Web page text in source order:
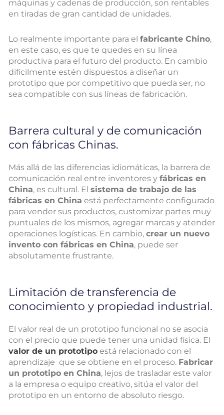
máquinas y cadenas de producción, son rentables
en tiradas de gran cantidad de unidades.
Lo realmente importante para elfabricante Chino,
en este caso, es que te quedes en su línea
productiva para el futuro del producto. En cambio
difícilmente estén dispuestos a diseñar un
prototipo que por competitivo que pueda ser, no
sea compatible con sus líneas de fabricación.
Barrera cultural y de comunicación
con fábricas Chinas.
Más allá de las diferencias idiomáticas, la barrera de
comunicación real entre inventores yfábricas en
China, es cultural. Elsistema de trabajo de las
fábricas en China está perfectamente configurado
para vender sus productos, customizar partes muy
puntuales de los mismos, agregar marcas y atender
operaciones logísticas. En cambio,crear un nuevo
invento con fábricas en China, puede ser
absolutamente frustrante.
Limitación de transferencia de
conocimiento y propiedad industrial.
El valor real de un prototipo funcional no se asocia
con el precio que puede tener una unidad física. El
valor de un prototipo está relacionado con el
aprendizaje que se obtiene en el proceso. Fabricar
un prototipo en China, lejos de trasladar este valor
a la empresa o equipo creativo, sitúa el valor del
prototipo en un entorno de absoluto riesgo.